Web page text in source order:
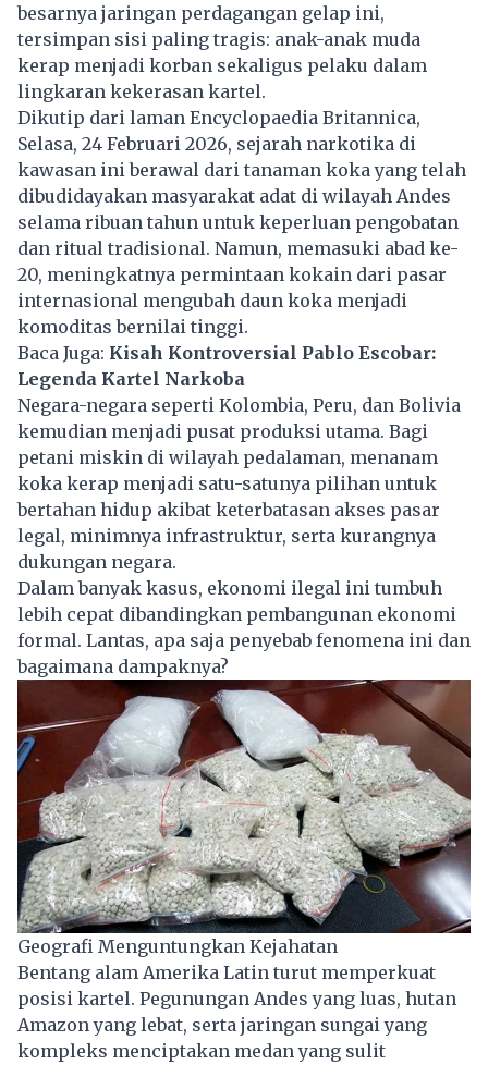
besarnya jaringan perdagangan gelap ini,
tersimpan sisi paling tragis: anak-anak muda
kerap menjadi korban sekaligus pelaku dalam
lingkaran kekerasan kartel.
Dikutip dari laman Encyclopaedia Britannica,
Selasa, 24 Februari 2026, sejarah narkotika di
kawasan ini berawal dari tanaman koka yang telah
dibudidayakan masyarakat adat di wilayah Andes
selama ribuan tahun untuk keperluan pengobatan
dan ritual tradisional. Namun, memasuki abad ke-
20, meningkatnya permintaan kokain dari pasar
internasional mengubah daun koka menjadi
komoditas bernilai tinggi.
Baca Juga: Kisah Kontroversial Pablo Escobar:
Legenda Kartel Narkoba
Negara-negara seperti Kolombia, Peru, dan Bolivia
kemudian menjadi pusat produksi utama. Bagi
petani miskin di wilayah pedalaman, menanam
koka kerap menjadi satu-satunya pilihan untuk
bertahan hidup akibat keterbatasan akses pasar
legal, minimnya infrastruktur, serta kurangnya
dukungan negara.
Dalam banyak kasus, ekonomi ilegal ini tumbuh
lebih cepat dibandingkan pembangunan ekonomi
formal. Lantas, apa saja penyebab fenomena ini dan
bagaimana dampaknya?
Geografi Menguntungkan Kejahatan
Bentang alam Amerika Latin turut memperkuat
posisi kartel. Pegunungan Andes yang luas, hutan
Amazon yang lebat, serta jaringan sungai yang
kompleks menciptakan medan yang sulit